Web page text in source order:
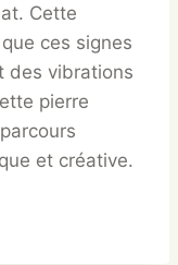
Cette
ces signes
des vibrations
pierre
et créative.